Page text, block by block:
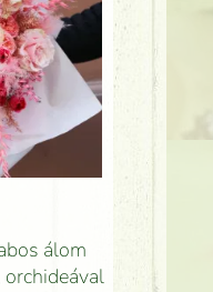
álom
orchideával